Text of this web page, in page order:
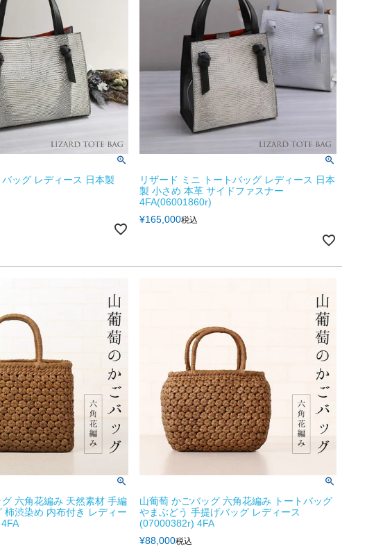
ッグ レディース 日本製
リザード ミニ トートバッグ レディース 日本
製 小さめ 本革 サイドファスナー
4FA(06001860r)
¥165,000税込
六角花編み 天然素材 手編
柿渋染め 内布付き レディー
山葡萄 かごバッグ 六角花編み トートバッグ
やまぶどう 手提げバッグ レディース
(07000382r) 4FA
¥88,000税込